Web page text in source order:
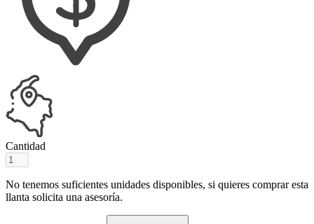
Cantidad
No tenemos suficientes unidades disponibles, si quieres comprar esta
llanta solicita una asesoría.